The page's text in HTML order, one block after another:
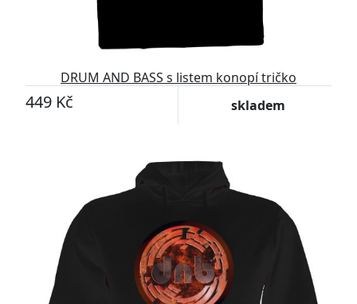
DRUM AND BASS s listem konopí tričko
449 Kč skladem